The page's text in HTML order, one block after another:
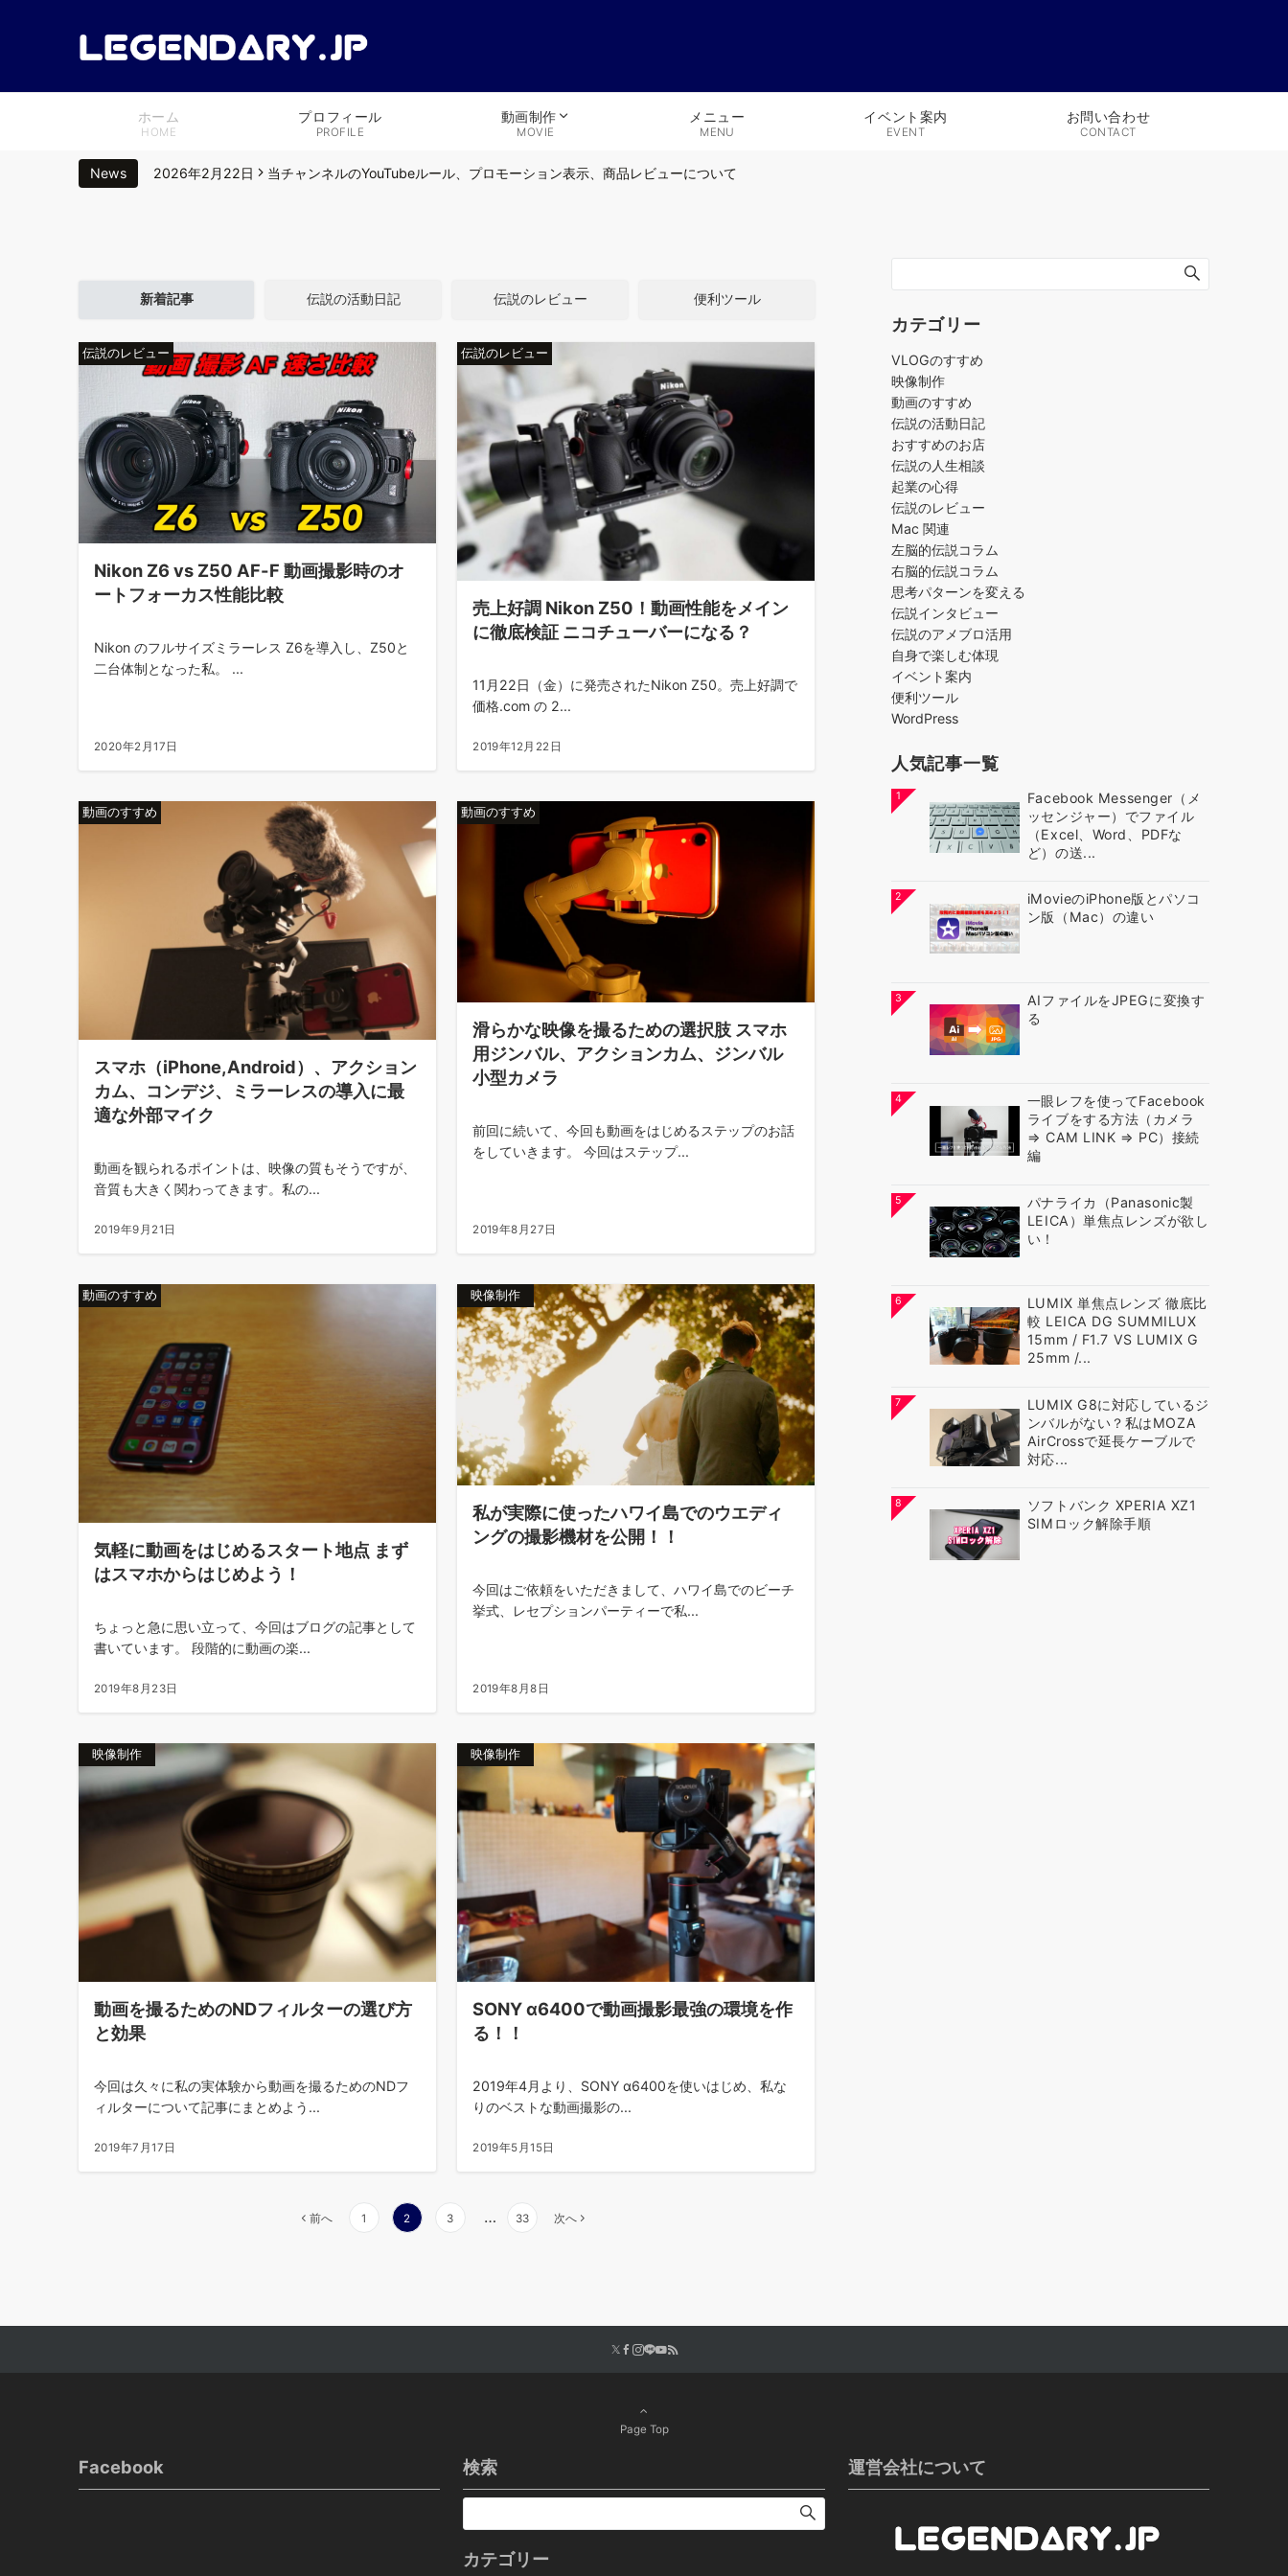
ホーム
HOME
プロフィール
PROFILE
動画制作
MOVIE
メニュー
MENU
イベント案内
EVENT
お問い合わせ
CONTACT
News 2025年10月5日 Z CINEMA ZR 3D LUT 読み込み、登録方法、Mac リソースフォーク削除方法
2020年8月13日 Nikon Z6 をシネマカメラ化！ProRes RAWで撮るために私が使っている機材を紹介
2026年2月22日 当チャンネルのYouTubeルール、プロモーション表示、商品レビューについて
新着記事 伝説の活動日記 伝説のレビュー 便利ツール
伝説のレビュー
Nikon Z6 vs Z50 AF-F 動画撮影時のオ
ートフォーカス性能比較
Nikon のフルサイズミラーレス Z6を導入し、Z50と
二台体制となった私。 ...
2020年2月17日
伝説のレビュー
売上好調 Nikon Z50！動画性能をメイン
に徹底検証 ニコチューバーになる？
11月22日（金）に発売されたNikon Z50。売上好調で
価格.com の 2...
2019年12月22日
動画のすすめ
スマホ（iPhone,Android）、アクション
カム、コンデジ、ミラーレスの導入に最
適な外部マイク
動画を観られるポイントは、映像の質もそうですが、
音質も大きく関わってきます。私の...
2019年9月21日
動画のすすめ
滑らかな映像を撮るための選択肢 スマホ
用ジンバル、アクションカム、ジンバル
小型カメラ
前回に続いて、今回も動画をはじめるステップのお話
をしていきます。 今回はステップ...
2019年8月27日
動画のすすめ
気軽に動画をはじめるスタート地点 まず
はスマホからはじめよう！
ちょっと急に思い立って、今回はブログの記事として
書いています。 段階的に動画の楽...
2019年8月23日
映像制作
私が実際に使ったハワイ島でのウエディ
ングの撮影機材を公開！！
今回はご依頼をいただきまして、ハワイ島でのビーチ
挙式、レセプションパーティーで私...
2019年8月8日
映像制作
動画を撮るためのNDフィルターの選び方
と効果
今回は久々に私の実体験から動画を撮るためのNDフ
ィルターについて記事にまとめよう...
2019年7月17日
映像制作
SONY α6400で動画撮影最強の環境を作
る！！
2019年4月より、SONY α6400を使いはじめ、私な
りのベストな動画撮影の...
2019年5月15日
前へ 1 2 3 … 33 次へ
カテゴリー
VLOGのすすめ
映像制作
動画のすすめ
伝説の活動日記
おすすめのお店
伝説の人生相談
起業の心得
伝説のレビュー
Mac 関連
左脳的伝説コラム
右脳的伝説コラム
思考パターンを変える
伝説インタビュー
伝説のアメブロ活用
自身で楽しむ体現
イベント案内
便利ツール
WordPress
人気記事一覧
1
Facebook Messenger（メ
ッセンジャー）でファイル
（Excel、Word、PDFな
ど）の送...
2
iMovieのiPhone版とパソコ
ン版（Mac）の違い
3
AIファイルをJPEGに変換す
る
4
一眼レフを使ってFacebook
ライブをする方法（カメラ
⇒ CAM LINK ⇒ PC）接続
編
5
パナライカ（Panasonic製
LEICA）単焦点レンズが欲し
い！
6
LUMIX 単焦点レンズ 徹底比
較 LEICA DG SUMMILUX
15mm / F1.7 VS LUMIX G
25mm /...
7
LUMIX G8に対応しているジ
ンバルがない？私はMOZA
AirCrossで延長ケーブルで
対応...
8
ソフトバンク XPERIA XZ1
SIMロック解除手順
Page Top
Facebook 検索
カテゴリー
運営会社について